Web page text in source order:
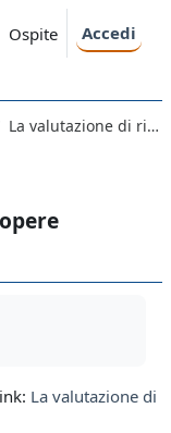
Ospite Accedi
La valutazione di rimanenze, opere ultrannuali e titoli
La valutazione di